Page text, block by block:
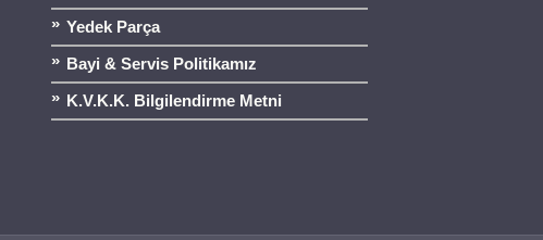
Yedek Parça
Bayi & Servis Politikamız
K.V.K.K. Bilgilendirme Metni